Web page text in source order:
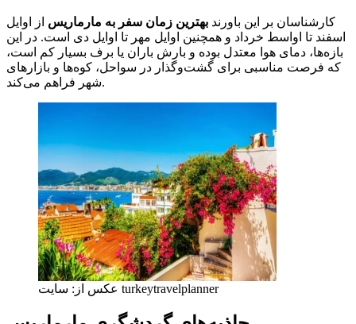
کارشناسان بر این باورند بهترین زمان سفر به مارماریس از اوایل
اسفند تا اواسط خرداد و همچنین اوایل مهر تا اوایل دی است. در این
بازه‌ها، دمای هوا معتدل بوده و بارش باران یا برف بسیار کم است،
که فرصت مناسبی برای گشت‌وگذار در سواحل، کوه‌ها و بازارهای
شهر فراهم می‌کند.
عکس از: سایت turkeytravelplanner